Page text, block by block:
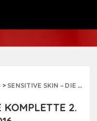
> SENSITIVE SKIN – DIE KOMPLETTE 2. STAFFEL – VÖ 03.11.2016
KOMPLETTE 2.